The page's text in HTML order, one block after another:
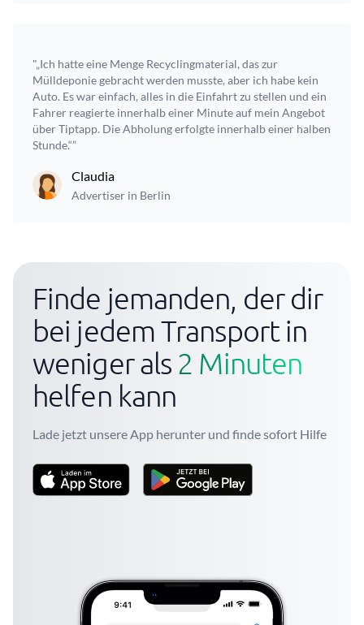
"„Ich hatte eine Menge Recyclingmaterial, das zur
Mülldeponie gebracht werden musste, aber ich habe kein
Auto. Es war einfach, alles in die Einfahrt zu stellen und ein
Fahrer reagierte innerhalb einer Minute auf mein Angebot
über Tiptapp. Die Abholung erfolgte innerhalb einer halben
Stunde.“”
Claudia
Advertiser in Berlin
Finde jemanden, der dir
bei jedem Transport in
weniger als 2 Minuten
helfen kann
Lade jetzt unsere App herunter und finde sofort Hilfe